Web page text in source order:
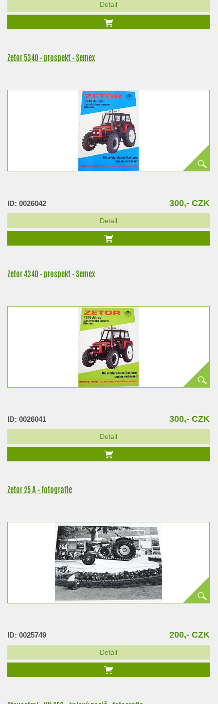
Detail
Zetor 5340 - prospekt - Semex
ID: 0026042 300,- CZK
Detail
Zetor 4340 - prospekt - Semex
ID: 0026041 300,- CZK
Detail
Zetor 25 A - fotografie
ID: 0025749 200,- CZK
Detail